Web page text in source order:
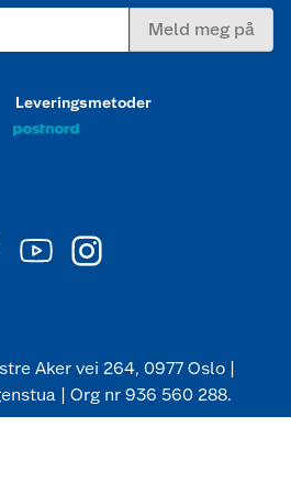
Meld meg på
Leveringsmetoder
Aker vei 264, 0977 Oslo |
| Org nr 936 560 288.